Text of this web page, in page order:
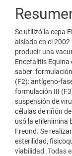
Se utilizó la cepa
aislada en el 2002
producir una
Encefalitis Equina
saber:
(F2): antígeno-
formulación III
suspensión de
células de riñón
usó la etilenimina
Freund. Se
esterilidad,
viabilidad. Todas